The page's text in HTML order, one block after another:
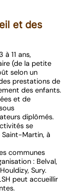
et des
à 11 ans,
(de la petite
selon un
prestations de
des enfants.
et de
diplômés.
se
Martin, à
communes
: Belval,
Sury.
peut accueillir